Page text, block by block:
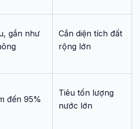
gần như
Cần diện tích đất
rộng lớn
đến 95%
Tiêu tốn lượng
nước lớn